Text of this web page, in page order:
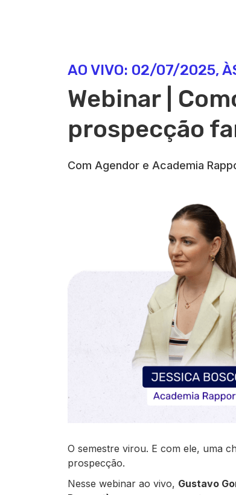
AO VIVO: 02/07/2025,
Webinar |
prospecção
Com Agendor e Academia
O semestre virou. E com ele, uma
prospecção.
Nesse webinar ao vivo, Gustavo